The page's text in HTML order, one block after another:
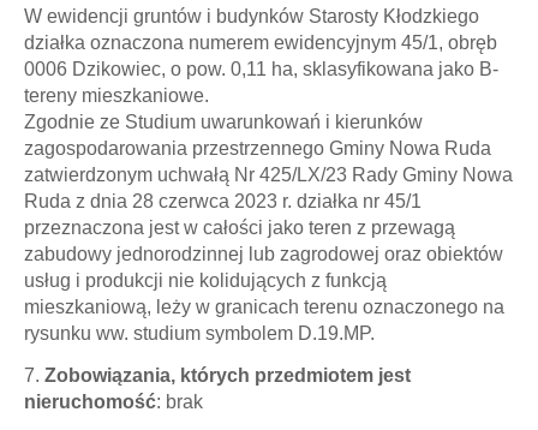
W ewidencji gruntów i budynków Starosty Kłodzkiego
działka oznaczona numerem ewidencyjnym 45/1, obręb
0006 Dzikowiec, o pow. 0,11 ha, sklasyfikowana jako B-
tereny mieszkaniowe.
Zgodnie ze Studium uwarunkowań i kierunków
zagospodarowania przestrzennego Gminy Nowa Ruda
zatwierdzonym uchwałą Nr 425/LX/23 Rady Gminy Nowa
Ruda z dnia 28 czerwca 2023 r. działka nr 45/1
przeznaczona jest w całości jako teren z przewagą
zabudowy jednorodzinnej lub zagrodowej oraz obiektów
usług i produkcji nie kolidujących z funkcją
mieszkaniową, leży w granicach terenu oznaczonego na
rysunku ww. studium symbolem D.19.MP.
7. Zobowiązania, których przedmiotem jest
nieruchomość: brak